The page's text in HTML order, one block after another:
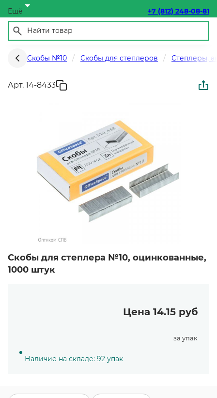
Ещё +7 (812) 248-08-81
Скобы №10 Скобы для степлеров Степлеры,
Арт. 14-8433
Скобы для степлера №10, оцинкованные,
1000 штук
Цена 14.15 руб
за упак
Наличие на складе: 92 упак